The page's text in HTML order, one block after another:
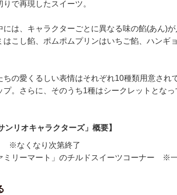
で再現したスイーツ。
は、キャラクターごとに異なる味の餡(あん)
はこし餡、ポムポムプリンはいちご餡、ハンギ
の愛くるしい表情はそれぞれ10種類用意され
プ。さらに、そのうち1種はシークレットとな
ンリオキャラクターズ」概要】
※なくなり次第終了
ミリーマート」のチルドスイーツコーナー ※一